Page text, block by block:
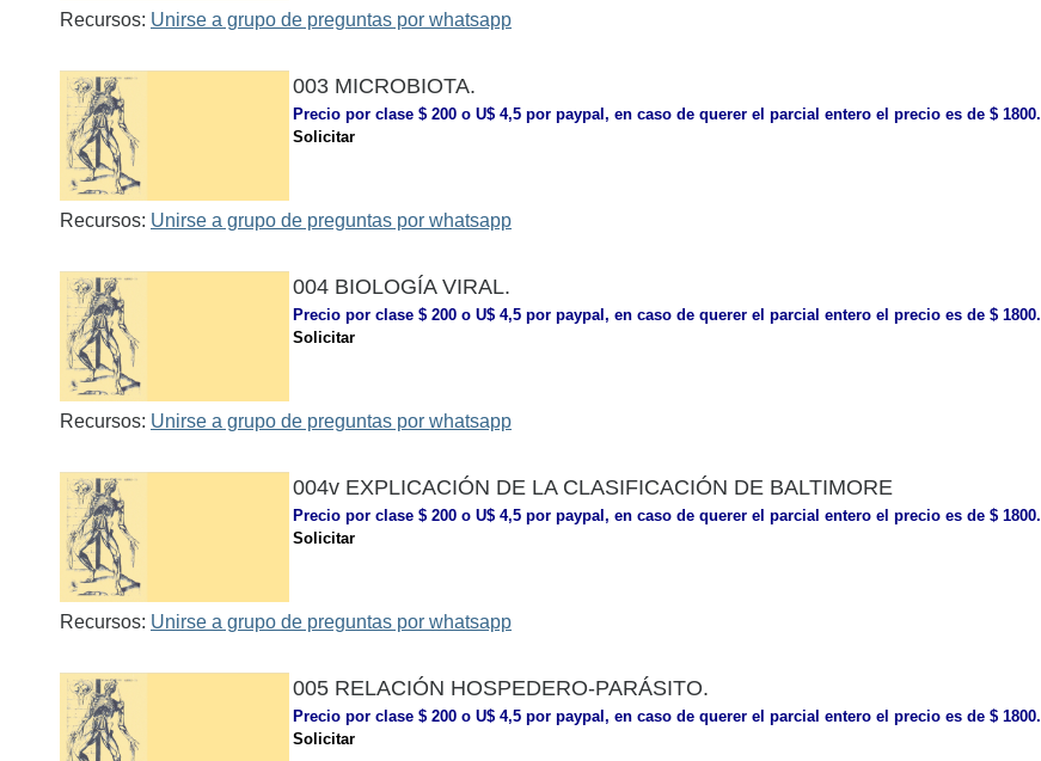
Recursos: Unirse a grupo de preguntas por whatsapp
003 MICROBIOTA.
Precio por clase $ 200 o U$ 4,5 por paypal, en caso de querer el parcial entero el precio es de $ 1800.
Solicitar
Recursos: Unirse a grupo de preguntas por whatsapp
004 BIOLOGÍA VIRAL.
Precio por clase $ 200 o U$ 4,5 por paypal, en caso de querer el parcial entero el precio es de $ 1800.
Solicitar
Recursos: Unirse a grupo de preguntas por whatsapp
004v EXPLICACIÓN DE LA CLASIFICACIÓN DE BALTIMORE
Precio por clase $ 200 o U$ 4,5 por paypal, en caso de querer el parcial entero el precio es de $ 1800.
Solicitar
Recursos: Unirse a grupo de preguntas por whatsapp
005 RELACIÓN HOSPEDERO-PARÁSITO.
Precio por clase $ 200 o U$ 4,5 por paypal, en caso de querer el parcial entero el precio es de $ 1800.
Solicitar